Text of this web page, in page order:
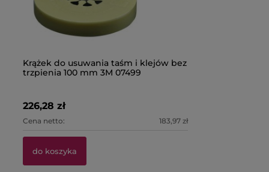
Krążek do usuwania taśm i klejów bez
trzpienia 100 mm 3M 07499
226,28 zł
Cena netto: 183,97 zł
do koszyka